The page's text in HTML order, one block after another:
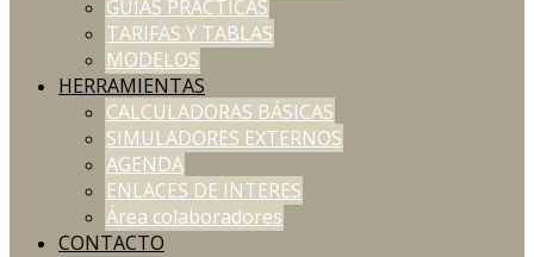
GUIAS PRACTICAS
TARIFAS Y TABLAS
MODELOS
HERRAMIENTAS
CALCULADORAS BÁSICAS
SIMULADORES EXTERNOS
AGENDA
ENLACES DE INTERES
Área colaboradores
CONTACTO